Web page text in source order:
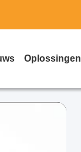
Oplossingen